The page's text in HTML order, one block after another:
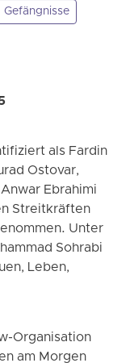
Gefängnisse
als Fardin
Ostovar,
Ebrahimi
Streitkräften
Unter
Sohrabi
Leben,
Organisation
am Morgen